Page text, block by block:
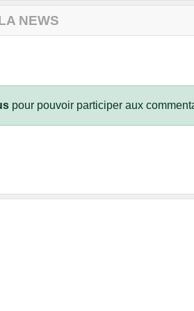
NEWS
pour pouvoir participer aux